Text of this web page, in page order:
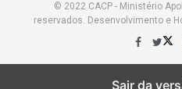
© 2022 CACP - Ministério
reservados. Desenvolvimento e
Sair da